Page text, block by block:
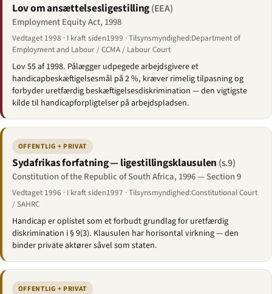
Lov om ansættelses­ligestilling(EEA)
Employment Equity Act, 1998
Vedtaget 1998 · I kraft siden1999 · Tilsynsmyndighed:Department of
Employment and Labour / CCMA / Labour Court
Lov 55 af 1998. Pålægger udpegede arbejdsgivere et
handicapbeskæftigelses­mål på 2 %, kræver rimelig tilpasning og
forbyder uretfærdig beskæftigelsesdiskrimination — den vigtigste
kilde til handicapforpligtelser på arbejdspladsen.
OFFENTLIG + PRIVAT
Sydafrikas forfatning — ligestillingsklausulen (s.9)
Constitution of the Republic of South Africa, 1996 — Section 9
Vedtaget 1996 · I kraft siden1997 · Tilsynsmyndighed:Constitutional Court
/ SAHRC
Handicap er oplistet som et forbudt grundlag for uretfærdig
diskrimination i § 9(3). Klausulen har horisontal virkning — den
binder private aktører såvel som staten.
OFFENTLIG + PRIVAT